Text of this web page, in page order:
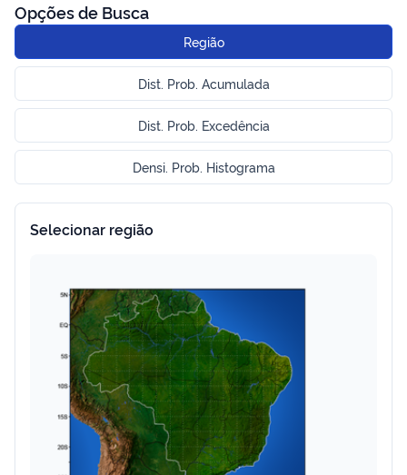
Opções de Busca
Região
Dist. Prob. Acumulada
Dist. Prob. Excedência
Densi. Prob. Histograma
Selecionar região